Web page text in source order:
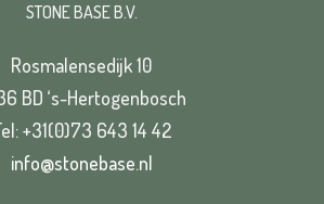
STONE BASE B.V.
Rosmalensedijk 10
BD ‘s-Hertogenbosch
+31(0)73 643 14 42
info@stonebase.nl